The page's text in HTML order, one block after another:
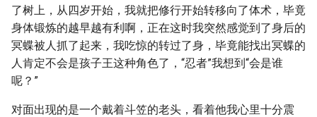
了树上，从四岁开始，我就把修行开始转移向了体术，毕竟
身体锻炼的越早越有利啊，正在这时我突然感觉到了身后的
冥蝶被人抓了起来，我吃惊的转过了身，毕竟能找出冥蝶的
人肯定不会是孩子王这种角色了，“忍者”我想到“会是谁
呢？”
对面出现的是一个戴着斗笠的老头，看着他我心里十分震